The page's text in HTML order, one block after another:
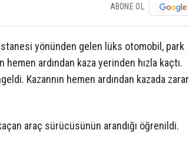
ABONE OL
yönünden gelen lüks otomobil, park
ardından kaza yerinden hızla kaçtı.
Kazannın hemen ardından kazada zarar
araç sürücüsünün arandığı öğrenildi.